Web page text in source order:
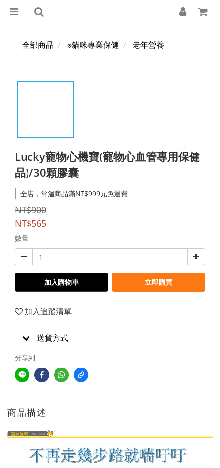
全部商品 ※貓咪專業保健 老年營養
Lucky寵物心機寶(寵物心血管專用保健
品)/30顆膠囊
全店，常溫商品滿NT$999元免運費
NT$900
NT$565
數量
加入購物車 立即購買
加入追蹤清單
送貨方式
分享到
商品描述